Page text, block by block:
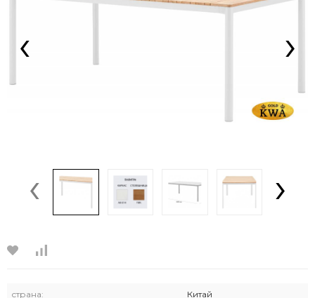
‹ ›
‹ ›
страна: Китай